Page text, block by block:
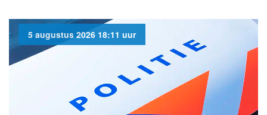
5 augustus 2026 18:11 uur